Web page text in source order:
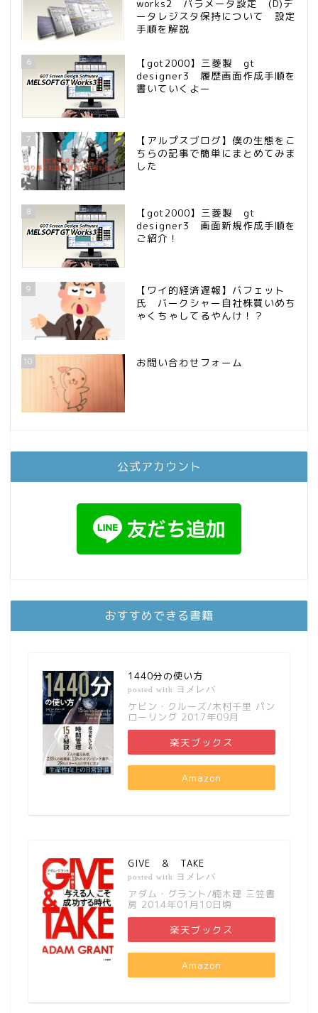
works2 パラメータ設定 (D)デ
ータレジスタ保持について 設定
手順を解説
6
【got2000】三菱製 gt
designer3 履歴画面作成手順を
書いていくよー
7
【アルプスブログ】僕の生態をこ
ちらの記事で簡単にまとめてみま
した
8
【got2000】三菱製 gt
designer3 画面新規作成手順を
ご紹介！
9
【ワイ的経済遅報】バフェット
氏 バークシャー自社株買いめち
ゃくちゃしてるやんけ！？
10 お問い合わせフォーム
公式アカウント
おすすめできる書籍
1440分の使い方
posted with ヨメレバ
ケビン・クルーズ/木村千里 パン
ローリング 2017年09月
楽天ブックス
Amazon
GIVE ＆ TAKE
posted with ヨメレバ
アダム・グラント/楠木建 三笠書
房 2014年01月10日頃
楽天ブックス
Amazon